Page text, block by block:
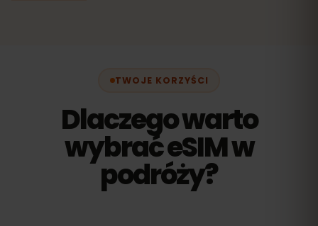
TWOJE KORZYŚCI
Dlaczego warto
wybrać eSIM w
podróży?